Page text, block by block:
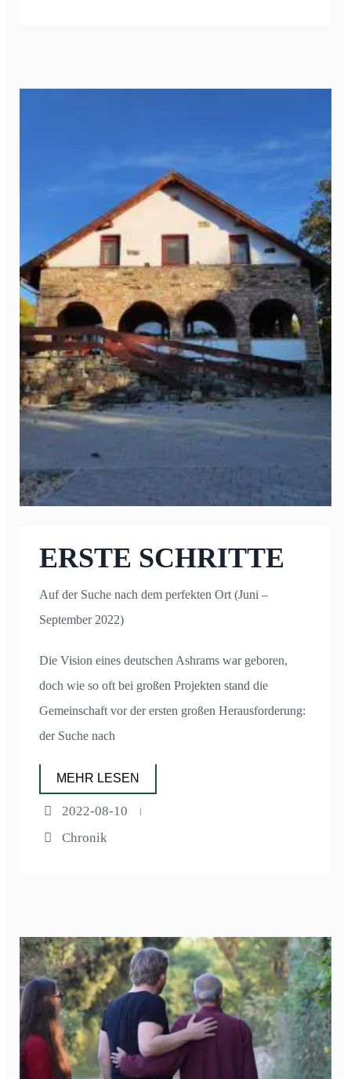
ERSTE SCHRITTE
Auf der Suche nach dem perfekten Ort (Juni –
September 2022)
Die Vision eines deutschen Ashrams war geboren,
doch wie so oft bei großen Projekten stand die
Gemeinschaft vor der ersten großen Herausforderung:
der Suche nach
MEHR LESEN
2022-08-10
Chronik